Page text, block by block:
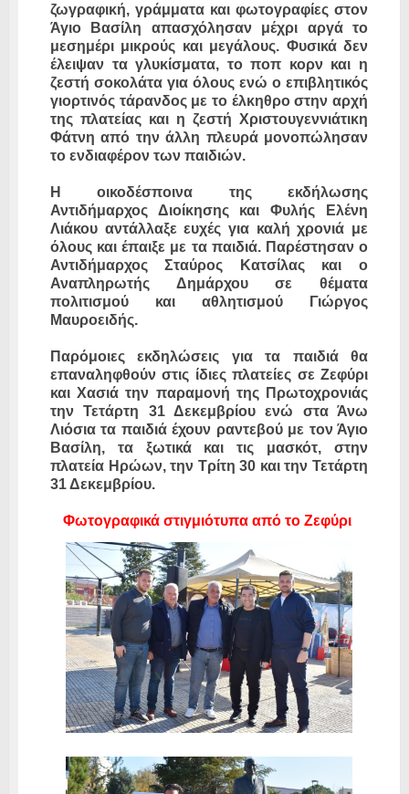
ζωγραφική, γράμματα και φωτογραφίες στον
Άγιο Βασίλη απασχόλησαν μέχρι αργά το
μεσημέρι μικρούς και μεγάλους. Φυσικά δεν
έλειψαν τα γλυκίσματα, το ποπ κορν και η
ζεστή σοκολάτα για όλους ενώ ο επιβλητικός
γιορτινός τάρανδος με το έλκηθρο στην αρχή
της πλατείας και η ζεστή Χριστουγεννιάτικη
Φάτνη από την άλλη πλευρά μονοπώλησαν
το ενδιαφέρον των παιδιών.
Η οικοδέσποινα της εκδήλωσης
Αντιδήμαρχος Διοίκησης και Φυλής Ελένη
Λιάκου αντάλλαξε ευχές για καλή χρονιά με
όλους και έπαιξε με τα παιδιά. Παρέστησαν ο
Αντιδήμαρχος Σταύρος Κατσίλας και ο
Αναπληρωτής Δημάρχου σε θέματα
πολιτισμού και αθλητισμού Γιώργος
Μαυροειδής.
Παρόμοιες εκδηλώσεις για τα παιδιά θα
επαναληφθούν στις ίδιες πλατείες σε Ζεφύρι
και Χασιά την παραμονή της Πρωτοχρονιάς
την Τετάρτη 31 Δεκεμβρίου ενώ στα Άνω
Λιόσια τα παιδιά έχουν ραντεβού με τον Άγιο
Βασίλη, τα ξωτικά και τις μασκότ, στην
πλατεία Ηρώων, την Τρίτη 30 και την Τετάρτη
31 Δεκεμβρίου.
Φωτογραφικά στιγμιότυπα από το Ζεφύρι